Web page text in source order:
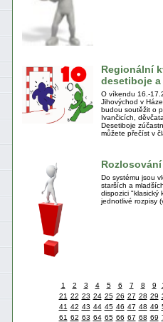
Regionální
desetiboje
O víkendu 16.-
Jihovýchod v
budou soutěžit o
Ivančicích,
Desetiboje
můžete přečíst v
Do systému jsou
starších a
dispozici "klasický
jednotlivé rozpisy
1
2 3 4 5 6 7 8 9
21 22 23 24 25 26 27 28 29
41 42 43 44 45 46 47 48 49
61 62 63 64 65 66 67 68 69